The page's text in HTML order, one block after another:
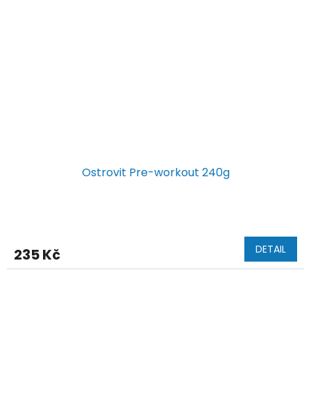
Ostrovit Pre-workout 240g
235 Kč DETAIL